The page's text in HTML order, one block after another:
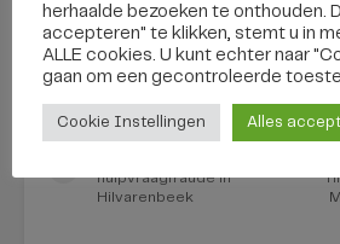
BEKIJK ALLES
Man aangehouden
hulpvraagfraude in
Hilvarenbeek
herhaalde bezoeken te onthouden.
accepteren" te klikken, stemt u in
ALLE cookies. U kunt echter naar
gaan om een ​​gecontroleerde
Cookie Instellingen Alles